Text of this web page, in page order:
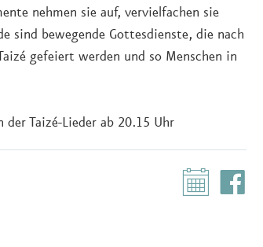
nehmen sie auf, vervielfachen sie
sind bewegende Gottesdienste, die nach
gefeiert werden und so Menschen in
der Taizé-Lieder ab 20.15 Uhr